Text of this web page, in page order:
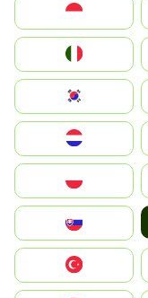
South Korea
United States